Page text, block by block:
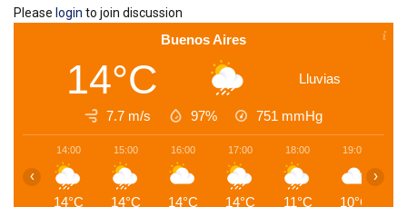
Please login to join discussion
Buenos Aires
14°C Lluvias
7.7 m/s 97% 751 mmHg
14:00
14°C
15:00
14°C
16:00
14°C
17:00
14°C
18:00
11°C
19:00
10°C
‹ ›